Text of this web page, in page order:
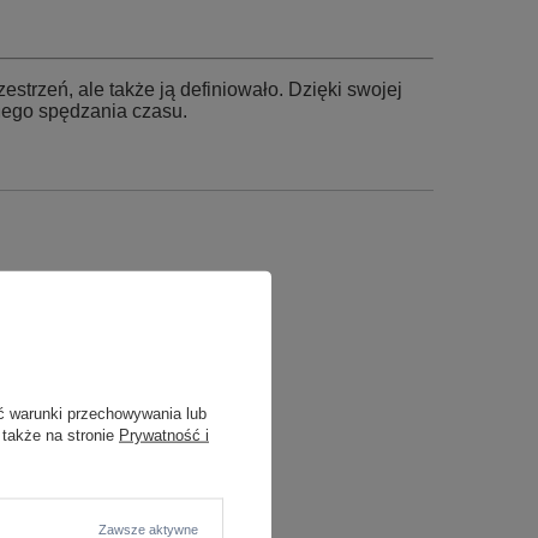
ale także ją definiowało. Dzięki swojej
spędzania czasu.
warunki przechowywania lub
na stronie Prywatność i
Zawsze aktywne